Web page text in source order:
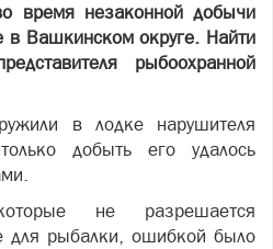
время незаконной добычи
Вашкинском округе. Найти
рыбоохранной
в лодке нарушителя
добыть его удалось
не разрешается
для рыбалки, ошибкой было